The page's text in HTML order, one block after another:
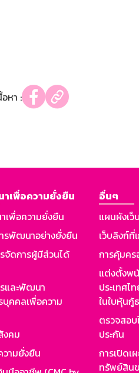
หา :
เพื่อความยั่งยืน
พื่อความยั่งยืน
รพัฒนาอย่างยั่งยืน
จัดการผู้มีส่วนได้
และพัฒนา
คคลเพื่อความ
งคม
ามยั่งยืน
อื่นๆ
แผนผังเว็
เว็บลิงก์ที่
การคุ้มค
แต่งตั้งพ
ประเทศไ
ในใบหุ้นกู้
ตรวจสอ
ประกัน
การเปิดเ
ทรัพย์สิน